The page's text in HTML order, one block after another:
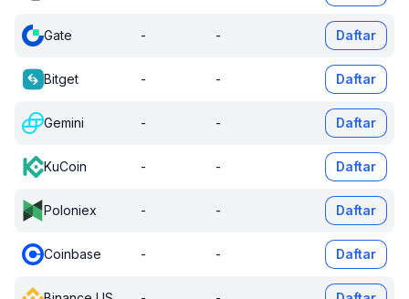
Gate - - Daftar
Bitget - - Daftar
Gemini - - Daftar
KuCoin - - Daftar
Poloniex - - Daftar
Coinbase - - Daftar